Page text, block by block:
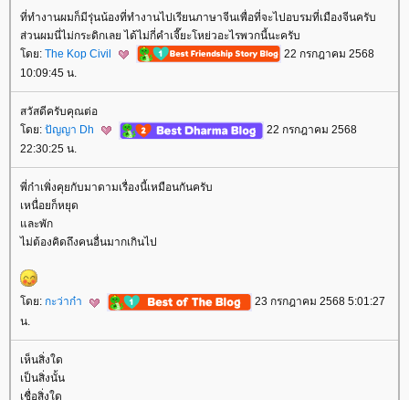
ที่ทำงานผมก็มีรุ่นน้องที่ทำงานไปเรียนภาษาจีนเพื่อที่จะไปอบรมที่เมืองจีนครับ
ส่วนผมนี่ไม่กระดิกเลย ได้ไม่กี่คำเจี๊ยะโหย่วอะไรพวกนี้นะครับ
ดย: The Kop Civil
22 กรกฎาคม 2568
10:09:45 น.
สวัสดีครับคุณต่อ
ดย: ปัญญา Dh
22 กรกฎาคม 2568
22:30:25 น.
พี่ก๋าเพิ่งคุยกับมาดามเรื่องนี้เหมือนกันครับ
เหนื่อยก็หยุด
ละพัก
ไม่ต้องคิดถึงคนอื่นมากเกินไป
ดย: กะว่าก๋า
23 กรกฎาคม 2568 5:01:27
น.
เห็นสิ่งใด
เป็นสิ่งนั้น
เชื่อสิ่งใด